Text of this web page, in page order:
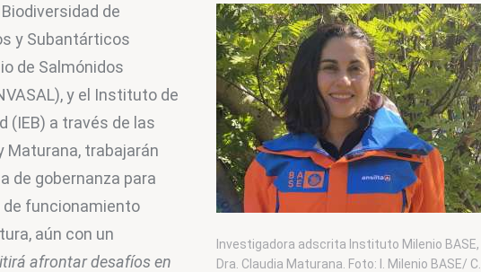
Investigadora adscrita Instituto Milenio BASE,
Dra. Claudia Maturana. Foto: I. Milenio BASE/ C.
de
y Subantárticos
de Salmónidos
y el Instituto de
(IEB) a través de las
Maturana, trabajarán
de gobernanza para
funcionamiento
aún con un
afrontar desafíos en